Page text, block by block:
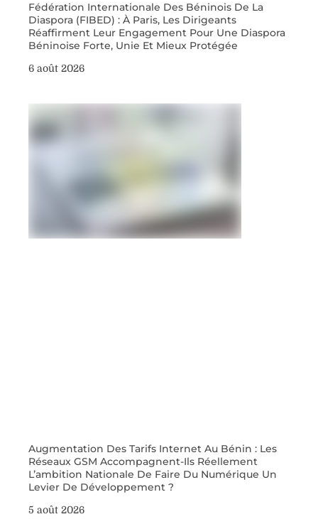
Fédération Internationale Des Béninois De La
Diaspora (FIBED) : À Paris, Les Dirigeants
Réaffirment Leur Engagement Pour Une Diaspora
Béninoise Forte, Unie Et Mieux Protégée
6 août 2026
Augmentation Des Tarifs Internet Au Bénin : Les
Réseaux GSM Accompagnent-Ils Réellement
L’ambition Nationale De Faire Du Numérique Un
Levier De Développement ?
5 août 2026